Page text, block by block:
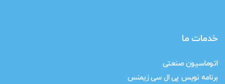
خدمات ما
اتوماسیون صنعتی
برنامه نویس پی ال سی زیمنس